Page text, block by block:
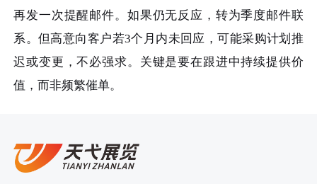
再发一次提醒邮件。如果仍无反应，转为季度邮件联
系。但高意向客户若3个月内未回应，可能采购计划推
迟或变更，不必强求。关键是要在跟进中持续提供价
值，而非频繁催单。